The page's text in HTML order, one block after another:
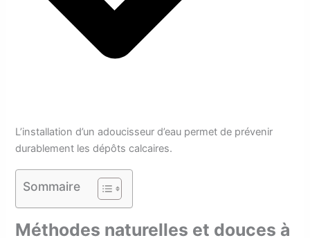
L’installation d’un adoucisseur d’eau permet de prévenir
durablement les dépôts calcaires.
Sommaire
Méthodes naturelles et douces à